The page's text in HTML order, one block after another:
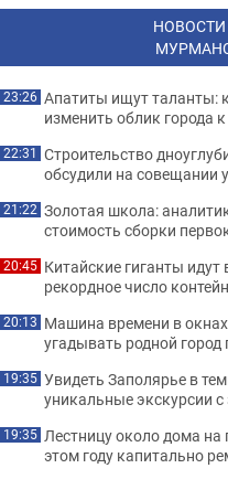
23:26 Апатиты ищут таланты:
изменить облик города
22:31 Строительство
обсудили на совещании
21:22 Золотая школа:
стоимость сборки
20:45 Китайские гиганты
рекордное число
20:13 Машина времени в
угадывать родной
19:35 Увидеть Заполярье в
уникальные экскурсии
19:35 Лестницу около дома
этом году капитально